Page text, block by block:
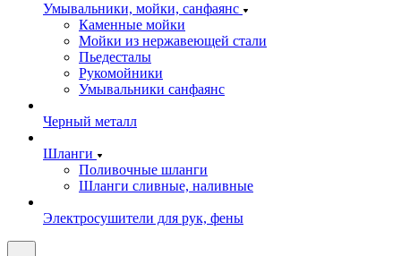
Умывальники, мойки, санфаянс
Каменные мойки
Мойки из нержавеющей стали
Пьедесталы
Рукомойники
Умывальники санфаянс
Черный металл
Шланги
Поливочные шланги
Шланги сливные, наливные
Электросушители для рук, фены